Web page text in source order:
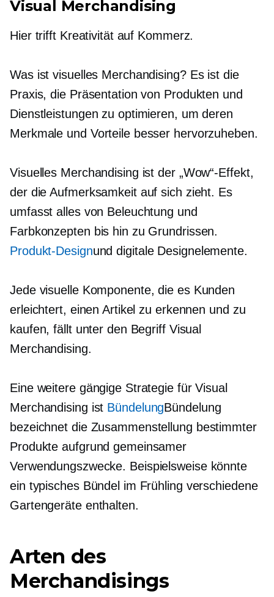
Visual Merchandising
Hier trifft Kreativität auf Kommerz.
Was ist visuelles Merchandising? Es ist die
Praxis, die Präsentation von Produkten und
Dienstleistungen zu optimieren, um deren
Merkmale und Vorteile besser hervorzuheben.
Visuelles Merchandising ist der „Wow“-Effekt,
der die Aufmerksamkeit auf sich zieht. Es
umfasst alles von Beleuchtung und
Farbkonzepten bis hin zu Grundrissen.
Produkt-Designund digitale Designelemente.
Jede visuelle Komponente, die es Kunden
erleichtert, einen Artikel zu erkennen und zu
kaufen, fällt unter den Begriff Visual
Merchandising.
Eine weitere gängige Strategie für Visual
Merchandising ist BündelungBündelung
bezeichnet die Zusammenstellung bestimmter
Produkte aufgrund gemeinsamer
Verwendungszwecke. Beispielsweise könnte
ein typisches Bündel im Frühling verschiedene
Gartengeräte enthalten.
Arten des
Merchandisings